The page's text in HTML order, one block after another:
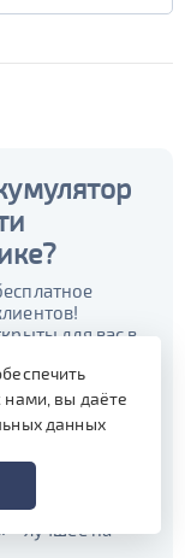
для вас в
1550
позиций
- лучшее на
нами, вы даёте
данных